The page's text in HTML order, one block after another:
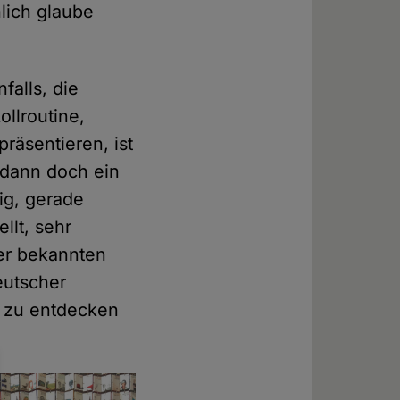
glaube
die
ist
doch ein
gerade
sehr
bekannten
entdecken